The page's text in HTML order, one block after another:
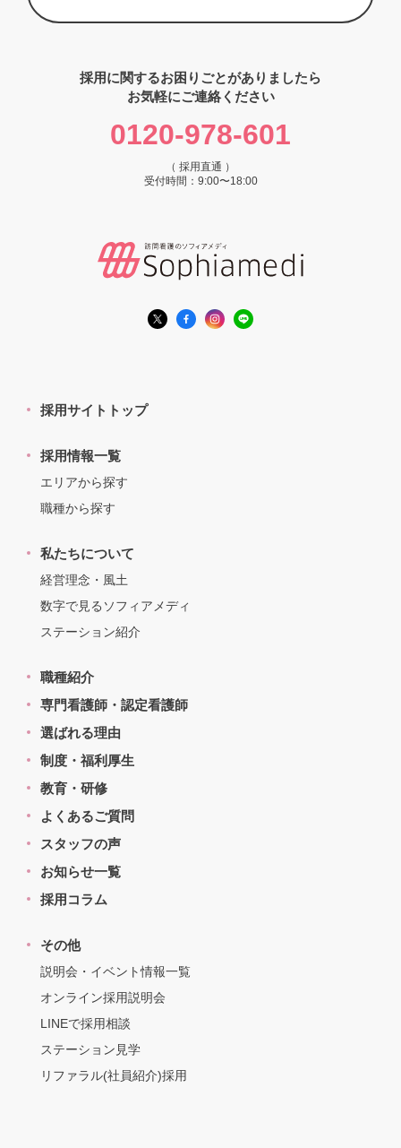
採用に関するお困りごとがありましたら
お気軽にご連絡ください
0120-978-601
（ 採用直通 ）
受付時間：9:00〜18:00
採用サイトトップ
採用情報一覧
エリアから探す
職種から探す
私たちについて
経営理念・風土
数字で見るソフィアメディ
ステーション紹介
職種紹介
専門看護師・認定看護師
選ばれる理由
制度・福利厚生
教育・研修
よくあるご質問
スタッフの声
お知らせ一覧
採用コラム
その他
説明会・イベント情報一覧
オンライン採用説明会
LINEで採用相談
ステーション見学
リファラル(社員紹介)採用